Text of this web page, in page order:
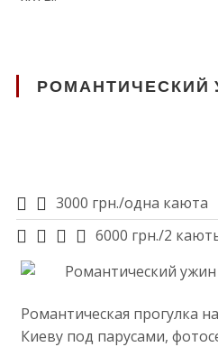
РОМАНТИЧЕСКИЙ
3000 грн./одна каюта
6000 грн./2
Романтическая прогулка
Киеву под парусами,